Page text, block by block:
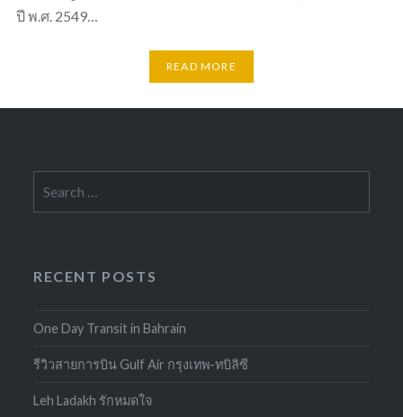
ปี พ.ศ. 2549…
READ MORE
for:
RECENT POSTS
One Day Transit in Bahrain
รีวิวสายการบิน Gulf Air กรุงเทพ-ทบิลิซี
Leh Ladakh รักหมดใจ